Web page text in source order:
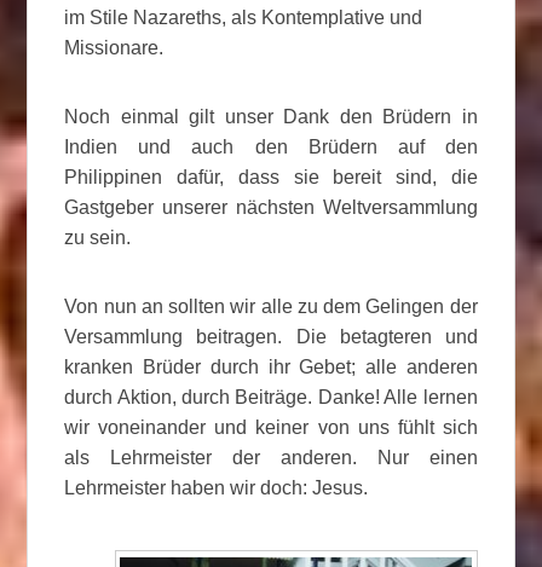
im Stile Nazareths, als Kontemplative und
Missionare.
Noch einmal gilt unser Dank den Brüdern in
Indien und auch den Brüdern auf den
Philippinen dafür, dass sie bereit sind, die
Gastgeber unserer nächsten Weltversammlung
zu sein.
Von nun an sollten wir alle zu dem Gelingen der
Versammlung beitragen. Die betagteren und
kranken Brüder durch ihr Gebet; alle anderen
durch Aktion, durch Beiträge. Danke! Alle lernen
wir voneinander und keiner von uns fühlt sich
als Lehrmeister der anderen. Nur einen
Lehrmeister haben wir doch: Jesus.